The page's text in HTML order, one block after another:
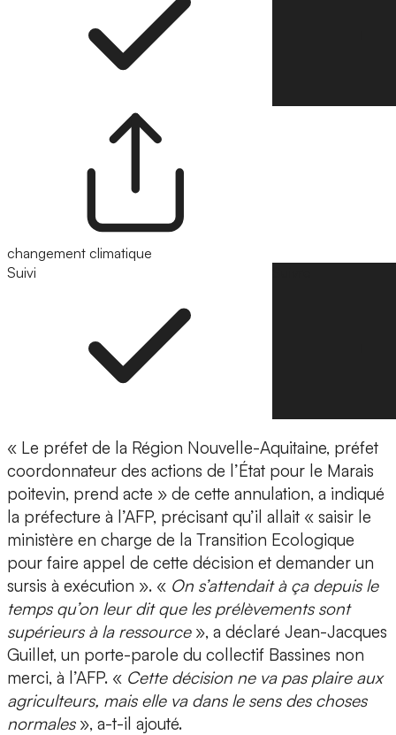
changement climatique
Suivi
« Le préfet de la Région Nouvelle-Aquitaine, préfet
coordonnateur des actions de l’État pour le Marais
poitevin, prend acte » de cette annulation, a indiqué
la préfecture à l’AFP, précisant qu’il allait « saisir le
ministère en charge de la Transition Ecologique
pour faire appel de cette décision et demander un
sursis à exécution ». « On s’attendait à ça depuis le
temps qu’on leur dit que les prélèvements sont
supérieurs à la ressource», a déclaré Jean-Jacques
Guillet, un porte-parole du collectif Bassines non
merci, à l’AFP. « Cette décision ne va pas plaire aux
agriculteurs, mais elle va dans le sens des choses
normales», a-t-il ajouté.